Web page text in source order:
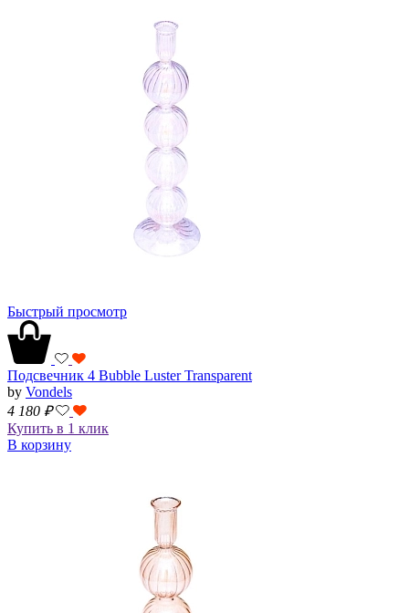
Быстрый просмотр
Подсвечник 4 Bubble Luster Transparent
by Vondels
4 180 ₽
Купить в 1 клик
В корзину